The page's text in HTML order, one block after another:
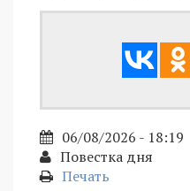
06/08/2026 - 18:19
Повестка дня
Печать